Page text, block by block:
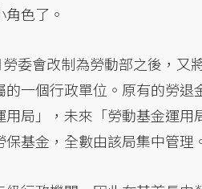
色了。
委會改制為勞動部之後，又
一個行政單位。原有的勞
局」，未來「勞動基金運
基金，全數由該局集中管理